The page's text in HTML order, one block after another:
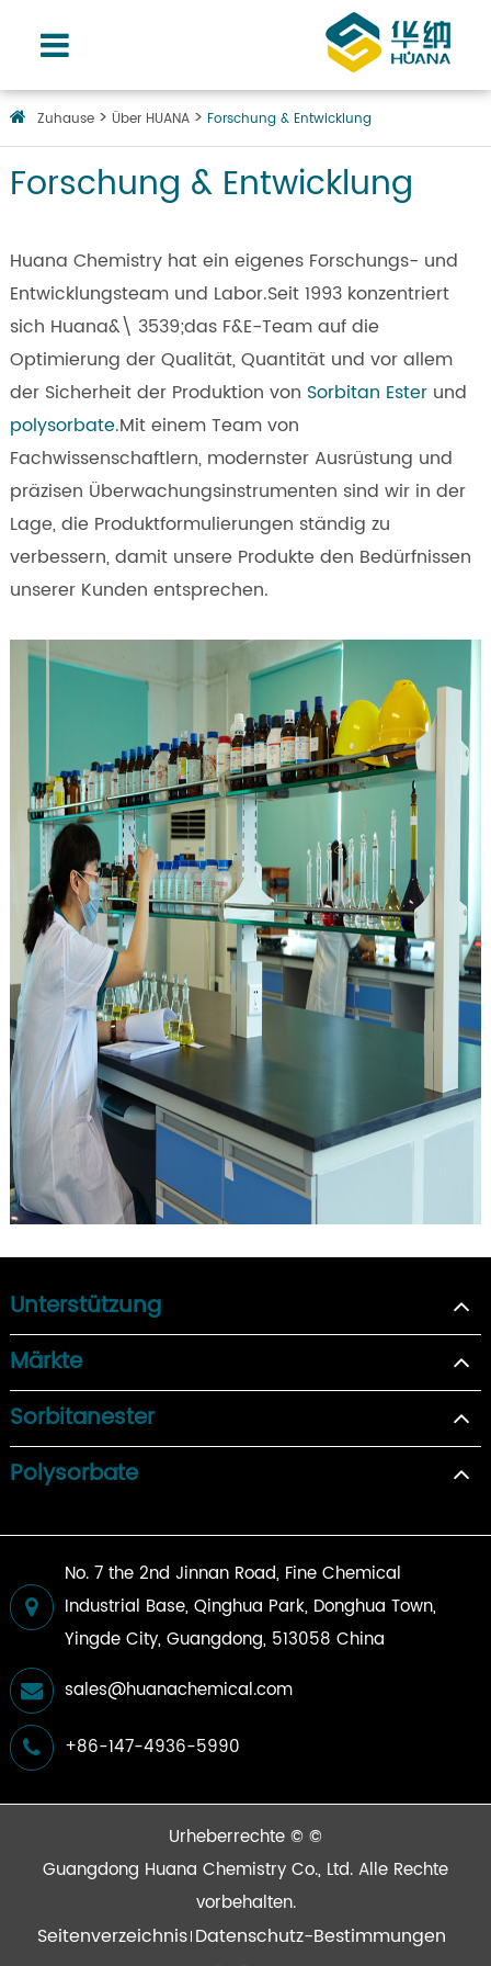
Zuhause Über HUANA Forschung & Entwicklung
Forschung & Entwicklung
Huana Chemistry hat ein eigenes Forschungs- und
Entwicklungsteam und Labor.Seit 1993 konzentriert
sich Huana&\ 3539;das F&E-Team auf die
Optimierung der Qualität, Quantität und vor allem
der Sicherheit der Produktion von Sorbitan Esterund
polysorbate.Mit einem Team von
Fachwissenschaftlern, modernster Ausrüstung und
präzisen Überwachungsinstrumenten sind wir in der
Lage, die Produktformulierungen ständig zu
verbessern, damit unsere Produkte den Bedürfnissen
unserer Kunden entsprechen.
Unterstützung
Märkte
Sorbitanester
Polysorbate
No. 7 the 2nd Jinnan Road, Fine Chemical
Industrial Base, Qinghua Park, Donghua Town,
Yingde City, Guangdong, 513058 China
sales@huanachemical.com
+86-147-4936-5990
Urheberrechte © ©
Guangdong Huana Chemistry Co., Ltd. Alle Rechte
vorbehalten.
Seitenverzeichnis Datenschutz-Bestimmungen